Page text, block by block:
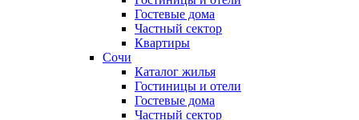
Гостевые дома
Частный сектор
Квартиры
Сочи
Каталог жилья
Гостиницы и отели
Гостевые дома
Частный сектор